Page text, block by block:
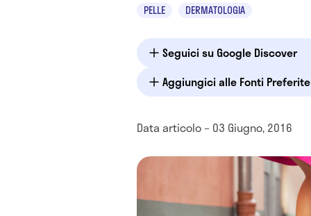
PELLE DERMATOLOGIA
Seguici su Google Discover
Aggiungici alle Fonti
Data articolo – 03 Giugno, 2016